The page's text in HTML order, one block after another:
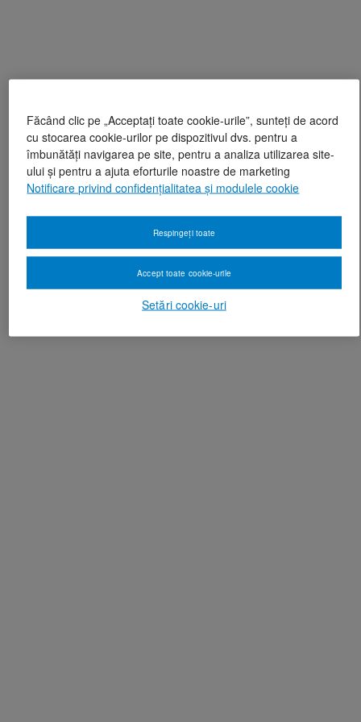
Făcând clic pe „Acceptați toate cookie-urile”, sunteți de acord
cu stocarea cookie-urilor pe dispozitivul dvs. pentru a
îmbunătăți navigarea pe site, pentru a analiza utilizarea site-
ului și pentru a ajuta eforturile noastre de marketing
Notificare privind confidențialitatea și modulele cookie
Setări cookie-uri
Respingeți toate
Accept toate cookie-urile